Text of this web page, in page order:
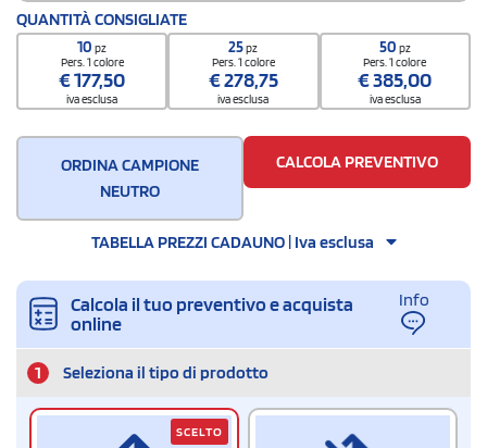
Codice doganale
42029298
QUANTITÀ CONSIGLIATE
10pz
Pers. 1 colore
€177,50
iva esclusa
25pz
Pers. 1 colore
€278,75
iva esclusa
50 pz
Pers. 1 colore
€385,00
iva esclusa
ORDINA CAMPIONE
NEUTRO
CALCOLA PREVENTIVO
TABELLA PREZZI CADAUNO | Iva esclusa
Calcola il tuo preventivo e acquista
online
Info
1 Seleziona il tipo di prodotto
SCELTO